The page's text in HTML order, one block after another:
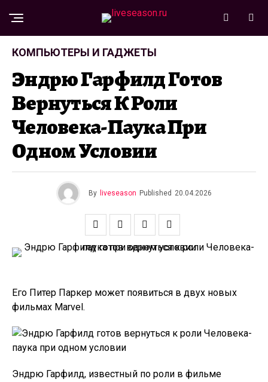
КОМПЬЮТЕРЫ И ГАДЖЕТЫ
Эндрю Гарфилд Готов
Вернуться К Роли
Человека-Паука При
Одном Условии
By liveseason Published 20.04.2026
Его Питер Паркер может появиться в двух новых
фильмах Marvel.
Эндрю Гарфилд, известный по роли в фильме